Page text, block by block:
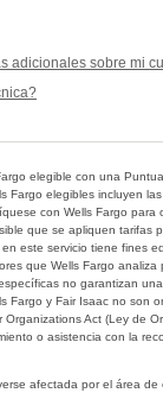
adicionales sobre mi
elegible con una
Fargo elegibles incluyen
con Wells Fargo
que se apliquen tarifas
este servicio tiene fines
que Wells Fargo
no garantizan
y Fair Isaac no son
Act (Ley de
o asistencia con la
afectada por el área